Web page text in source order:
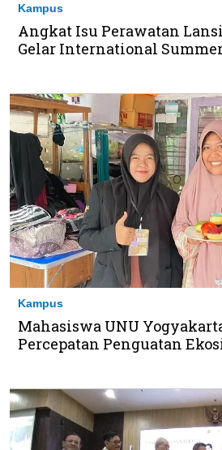
Kampus
Angkat Isu Perawatan
Gelar International Summer
Kampus
Mahasiswa UNU
Percepatan Penguatan